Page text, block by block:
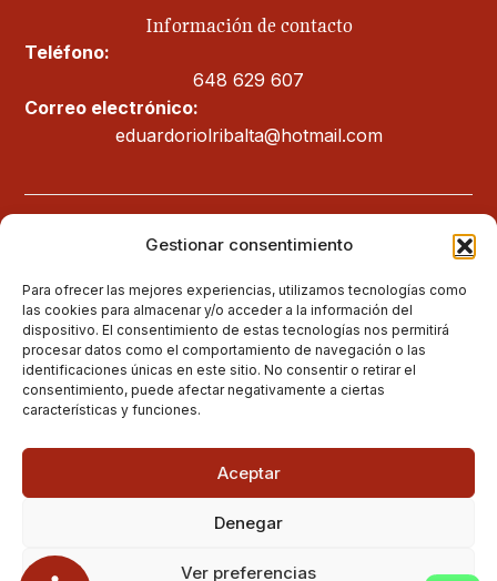
Gestionar consentimiento
Para ofrecer las mejores experiencias, utilizamos tecnologías como
las cookies para almacenar y/o acceder a la información del
dispositivo. El consentimiento de estas tecnologías nos permitirá
procesar datos como el comportamiento de navegación o las
identificaciones únicas en este sitio. No consentir o retirar el
consentimiento, puede afectar negativamente a ciertas
características y funciones.
Aceptar
Denegar
Ver preferencias
Información de contacto
Teléfono:
648 629 607
Correo electrónico:
eduardoriolribalta@hotmail.com
Legal
Aviso legal
Política de privacidad
Política de cookies (UE)
Política de envíos y devoluciones